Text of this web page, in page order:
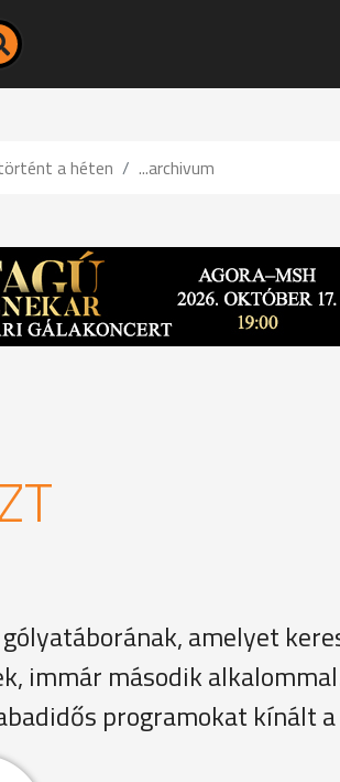
a héten ...archivum
amelyet
immár második
programokat kínált a